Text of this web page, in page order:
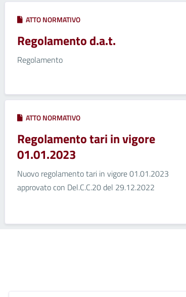
ATTO NORMATIVO
Regolamento d.a.t.
Regolamento
ATTO NORMATIVO
Regolamento tari in vigore
01.01.2023
Nuovo regolamento tari in vigore 01.01.2023
approvato con Del.C.C.20 del 29.12.2022